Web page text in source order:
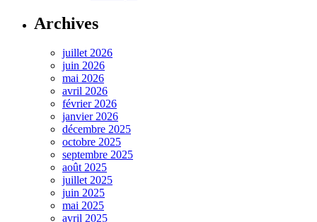
Archives
juillet 2026
juin 2026
mai 2026
avril 2026
février 2026
janvier 2026
décembre 2025
octobre 2025
septembre 2025
août 2025
juillet 2025
juin 2025
mai 2025
avril 2025